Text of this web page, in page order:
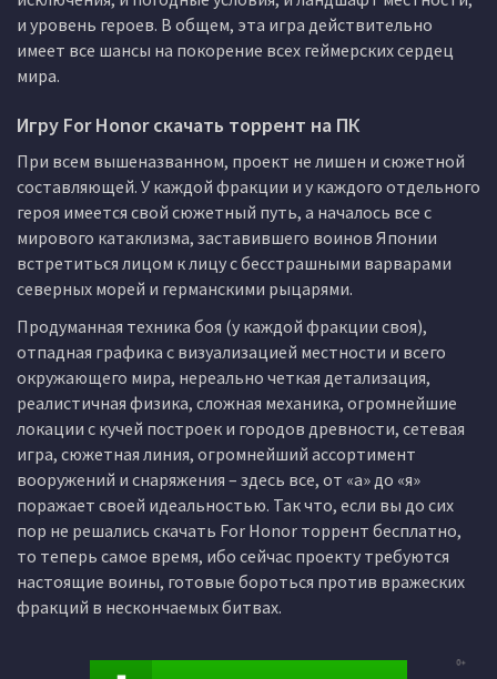
и уровень героев. В общем, эта игра действительно
имеет все шансы на покорение всех геймерских сердец
мира.
Игру For Honor скачать торрент на ПК
При всем вышеназванном, проект не лишен и сюжетной
составляющей. У каждой фракции и у каждого отдельного
героя имеется свой сюжетный путь, а началось все с
мирового катаклизма, заставившего воинов Японии
встретиться лицом к лицу с бесстрашными варварами
северных морей и германскими рыцарями.
Продуманная техника боя (у каждой фракции своя),
отпадная графика с визуализацией местности и всего
окружающего мира, нереально четкая детализация,
реалистичная физика, сложная механика, огромнейшие
локации с кучей построек и городов древности, сетевая
игра, сюжетная линия, огромнейший ассортимент
вооружений и снаряжения – здесь все, от «а» до «я»
поражает своей идеальностью. Так что, если вы до сих
пор не решались скачать For Honor торрент бесплатно,
то теперь самое время, ибо сейчас проекту требуются
настоящие воины, готовые бороться против вражеских
фракций в нескончаемых битвах.